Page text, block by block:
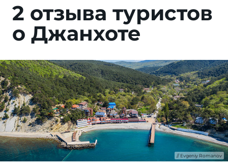
2 отзыва туристов
о Джанхоте
Evgeniy Romanov